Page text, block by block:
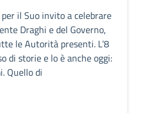
il Suo invito a celebrare
Draghi e del Governo,
le Autorità presenti. L’8
di storie e lo è anche oggi:
Quello di